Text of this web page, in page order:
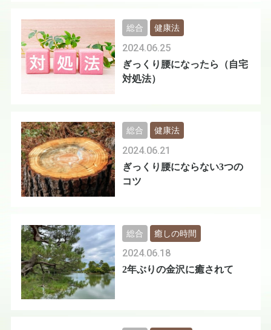
ぎっくり腰になったら（自宅
対処法）
2024.06.25
総合 健康法
ぎっくり腰にならない3つの
コツ
2024.06.21
総合 健康法
2年ぶりの金沢に癒されて
2024.06.18
総合 癒しの時間